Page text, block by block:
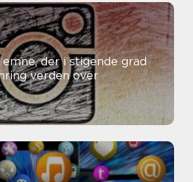
der i stigende grad
verden over